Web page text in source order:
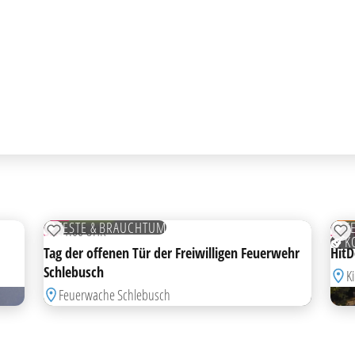
FESTE & BRAUCHTUM
ZUR MERKLISTE HINZUFÜGEN
SA11:00 UHR
Tag der offenen Tür der Freiwilligen Feuerwehr
Schlebusch
Feuerwache Schlebusch
28.